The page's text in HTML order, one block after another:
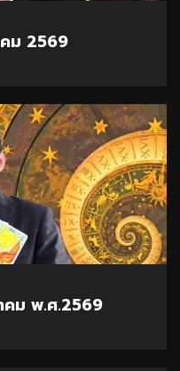
ม 2569
คม พ.ศ.2569